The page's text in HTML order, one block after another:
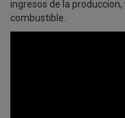
ingresos de la
combustible.